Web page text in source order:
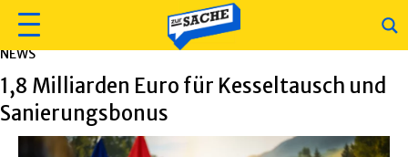
NEWS
1,8 Milliarden Euro für Kesseltausch und
Sanierungsbonus